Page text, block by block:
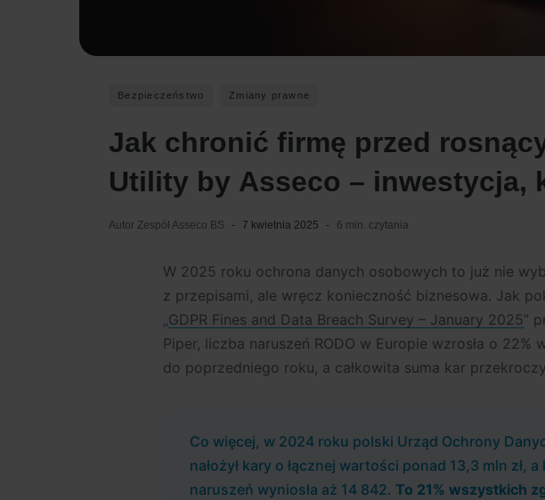
Bezpieczeństwo Zmiany prawne
Jak chronić firmę przed
Utility by Asseco – inwestycja,
AutorZespół Asseco BS 7 kwietnia 2025 6 min. czytania
W 2025 roku ochrona danych osobowych to już nie
z przepisami, ale wręcz konieczność biznesowa. Jak
„GDPR Fines and Data Breach Survey – January 2025”
Piper, liczba naruszeń RODO w Europie wzrosła o 22%
do poprzedniego roku, a całkowita suma kar
Co więcej, w 2024 roku polski Urząd Ochrony
nałożył kary o łącznej wartości ponad 13,3 mln zł,
naruszeń wyniosła aż 14 842. To 21% wszystkich